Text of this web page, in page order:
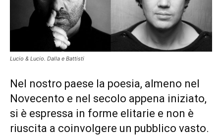
Lucio & Lucio. Dalla e Battisti
Nel nostro paese la poesia, almeno nel
Novecento e nel secolo appena iniziato,
si è espressa in forme elitarie e non è
riuscita a coinvolgere un pubblico vasto.